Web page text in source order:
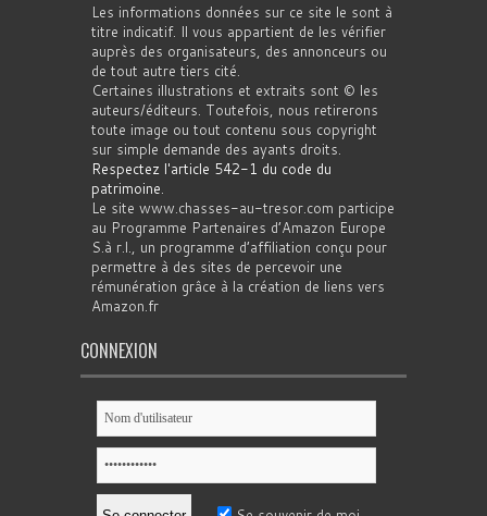
Les informations données sur ce site le sont à
titre indicatif. Il vous appartient de les vérifier
auprès des organisateurs, des annonceurs ou
de tout autre tiers cité.
Certaines illustrations et extraits sont © les
auteurs/éditeurs. Toutefois, nous retirerons
toute image ou tout contenu sous copyright
sur simple demande des ayants droits.
Respectez l'article 542-1 du code du
patrimoine.
Le site www.chasses-au-tresor.com participe
au Programme Partenaires d’Amazon Europe
S.à r.l., un programme d’affiliation conçu pour
permettre à des sites de percevoir une
rémunération grâce à la création de liens vers
Amazon.fr
CONNEXION